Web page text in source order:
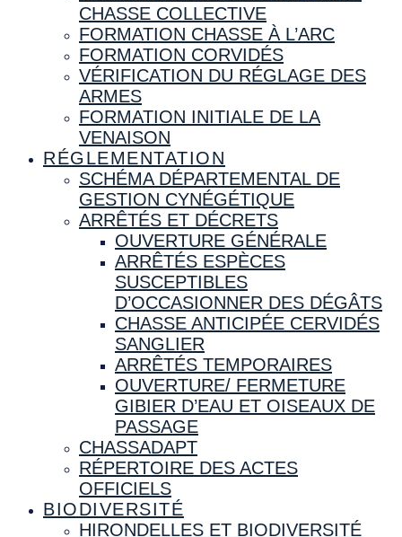
CHASSE COLLECTIVE
FORMATION CHASSE À L’ARC
FORMATION CORVIDÉS
VÉRIFICATION DU RÉGLAGE DES
ARMES
FORMATION INITIALE DE LA
VENAISON
RÉGLEMENTATION
SCHÉMA DÉPARTEMENTAL DE
GESTION CYNÉGÉTIQUE
ARRÊTÉS ET DÉCRETS
OUVERTURE GÉNÉRALE
ARRÊTÉS ESPÈCES
SUSCEPTIBLES
D’OCCASIONNER DES DÉGÂTS
CHASSE ANTICIPÉE CERVIDÉS
SANGLIER
ARRÊTÉS TEMPORAIRES
OUVERTURE/ FERMETURE
GIBIER D’EAU ET OISEAUX DE
PASSAGE
CHASSADAPT
RÉPERTOIRE DES ACTES
OFFICIELS
BIODIVERSITÉ
HIRONDELLES ET BIODIVERSITÉ